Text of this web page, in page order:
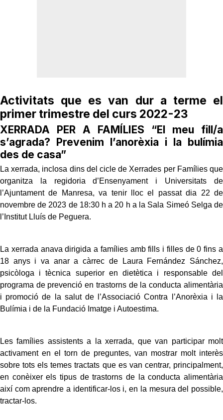
Activitats que es van dur a terme el
primer trimestre del curs 2022-23
XERRADA PER A FAMÍLIES “El meu fill/a
s’agrada? Prevenim l’anorèxia i la bulímia
des de casa”
La xerrada, inclosa dins del cicle de Xerrades per Famílies que
organitza la regidoria d’Ensenyament i Universitats de
l’Ajuntament de Manresa, va tenir lloc el passat dia 22 de
novembre de 2023 de 18:30 h a 20 h a la Sala Simeó Selga de
l’Institut Lluís de Peguera.
La xerrada anava dirigida a famílies amb fills i filles de 0 fins a
18 anys i va anar a càrrec de Laura Fernández Sánchez,
psicòloga i tècnica superior en dietètica i responsable del
programa de prevenció en trastorns de la conducta alimentària
i promoció de la salut de l’Associació Contra l’Anorèxia i la
Bulímia i de la Fundació Imatge i Autoestima.
Les famílies assistents a la xerrada, que van participar molt
activament en el torn de preguntes, van mostrar molt interès
sobre tots els temes tractats que es van centrar, principalment,
en conèixer els tipus de trastorns de la conducta alimentària
així com aprendre a identificar-los i, en la mesura del possible,
tractar-los.